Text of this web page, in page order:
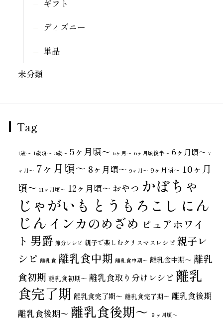
ギフト
ディズニー
単品
未分類
Tag
1歳〜 1歳頃～ 3歳〜 5ヶ月頃～ 6ヶ月〜 6ヶ月頃後半～ 6ヶ月頃～ 7
ヶ月〜 7ヶ月頃～ 8ヶ月頃～ 9ヶ月〜 9ヶ月頃～ 10ヶ月
頃～ 11ヶ月頃～ 12ヶ月頃～ おやつ かぼちゃ
じゃがいも とうもろこし にん
じん インカのめざめ ピュアホワイ
ト 男爵 節分レシピ 親子で楽しむクリスマスレシピ 親子レ
シピ 離乳食 離乳食中期 離乳食中期〜 離乳食中期～ 離乳
食初期 離乳食初期～ 離乳食取り分けレシピ 離乳
食完了期 離乳食完了期〜 離乳食完了期～ 離乳食後期
離乳食後期〜 離乳食後期～ ９ヶ月頃～